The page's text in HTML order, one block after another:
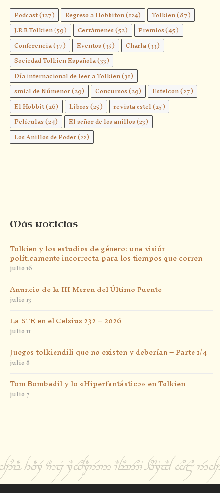
Podcast(127) Regreso a Hobbiton(124) Tolkien(87)
J.R.R.Tolkien(59) Certámenes(52) Premios(45)
Conferencia(37) Eventos(35) Charla(33)
Sociedad Tolkien Española(33)
Día internacional de leer a Tolkien(31)
smial de Númenor(29) Concursos(29) Estelcon(27)
El Hobbit(26) Libros(25) revista estel(25)
Películas(24) El señor de los anillos(23)
Los Anillos de Poder(22)
Más noticias
Tolkien y los estudios de género: una visión
políticamente incorrecta para los tiempos que corren
julio 16
Anuncio de la III Meren del Último Puente
julio 13
La STE en el Celsius 232 – 2026
julio 11
Juegos tolkiendili que no existen y deberían – Parte 1/4
julio 8
Tom Bombadil y lo «Hiperfantástico» en Tolkien
julio 7